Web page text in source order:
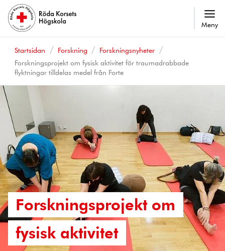
Meny
Startsidan Forskning
Forskningsnyheter
Forskningsprojekt om fysisk aktivitet för traumadrabbade
flyktningar tilldelas medel från Forte
Forskningsprojekt om
fysisk aktivitet